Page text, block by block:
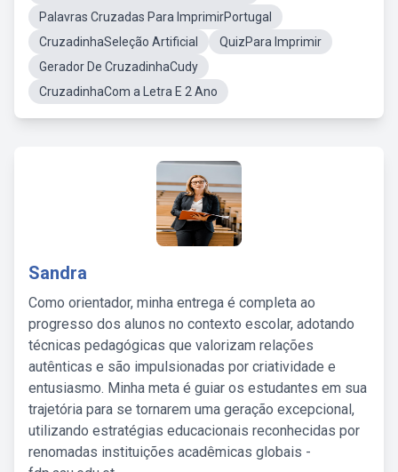
Palavras Cruzadas Para ImprimirPortugal
CruzadinhaSeleção Artificial
QuizPara Imprimir
Gerador De CruzadinhaCudy
CruzadinhaCom a Letra E 2 Ano
Sandra
Como orientador, minha entrega é completa ao
progresso dos alunos no contexto escolar, adotando
técnicas pedagógicas que valorizam relações
autênticas e são impulsionadas por criatividade e
entusiasmo. Minha meta é guiar os estudantes em sua
trajetória para se tornarem uma geração excepcional,
utilizando estratégias educacionais reconhecidas por
renomadas instituições acadêmicas globais -